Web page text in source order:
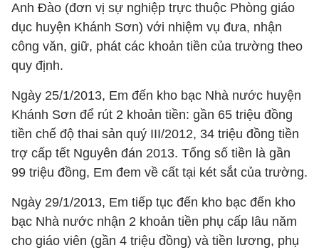
Anh Đào (đơn vị sự nghiệp trực thuộc Phòng giáo
dục huyện Khánh Sơn) với nhiệm vụ đưa, nhận
công văn, giữ, phát các khoản tiền của trường theo
quy định.
Ngày 25/1/2013, Em đến kho bạc Nhà nước huyện
Khánh Sơn để rút 2 khoản tiền: gần 65 triệu đồng
tiền chế độ thai sản quý III/2012, 34 triệu đồng tiền
trợ cấp tết Nguyên đán 2013. Tổng số tiền là gần
99 triệu đồng, Em đem về cất tại két sắt của trường.
Ngày 29/1/2013, Em tiếp tục đến kho bạc đến kho
bạc Nhà nước nhận 2 khoản tiền phụ cấp lâu năm
cho giáo viên (gần 4 triệu đồng) và tiền lương, phụ